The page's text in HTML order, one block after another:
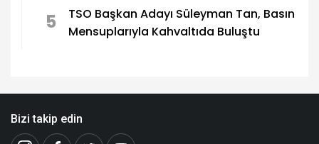
5
TSO Başkan Adayı Süleyman Tan, Basın
Mensuplarıyla Kahvaltıda Buluştu
Bizi takip edin